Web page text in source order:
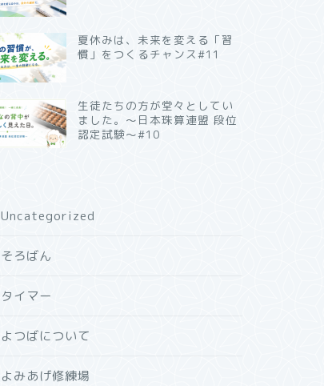
夏休みは、未来を変える「習
慣」をつくるチャンス#11
生徒たちの方が堂々としてい
ました。～日本珠算連盟 段位
認定試験～#10
Uncategorized
そろばん
タイマー
よつばについて
よみあげ修練場